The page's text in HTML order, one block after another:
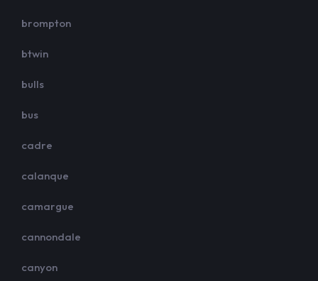
brompton
btwin
bulls
bus
cadre
calanque
camargue
cannondale
canyon